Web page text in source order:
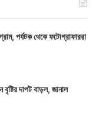
পর্যটক থেকে ফটোগ্রাফাররা
বৃষ্টির দাপট বাড়ল, জানাল